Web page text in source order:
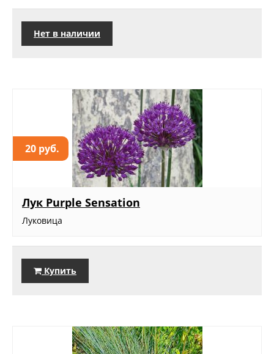
Нет в наличии
20 руб.
Лук Purple Sensation
Луковица
Купить